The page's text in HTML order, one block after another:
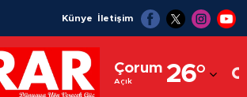
Künye İletişim
Çorum
Açık 26°
Adıyaman